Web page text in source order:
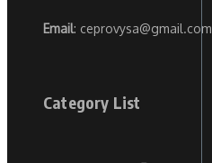
Email: ceprovysa@gmail.com
Category List